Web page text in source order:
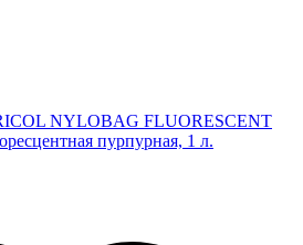
NYLOBAG FLUORESCENT
пурпурная, 1 л.